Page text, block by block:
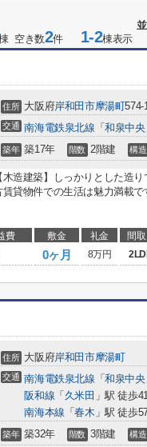
空き数2件 1-2棟表示
住所 大阪府岸和田市摩湯町574-
交通 南海電鉄泉北線 「和泉中央
築年 築17年 階数 2階建 構造
木造建築】しっかりとした造
賃貸物件での生活は魅力満載
費 敷金 礼金 間取
0ヶ月 8万円
住所 大阪府岸和田市摩湯町
交通 南海電鉄泉北線 「和泉中央
阪和線 「 久米田 」駅 徒歩
南海本線 「春木 」駅 徒歩
築年 築32年 階数 3階建 構造